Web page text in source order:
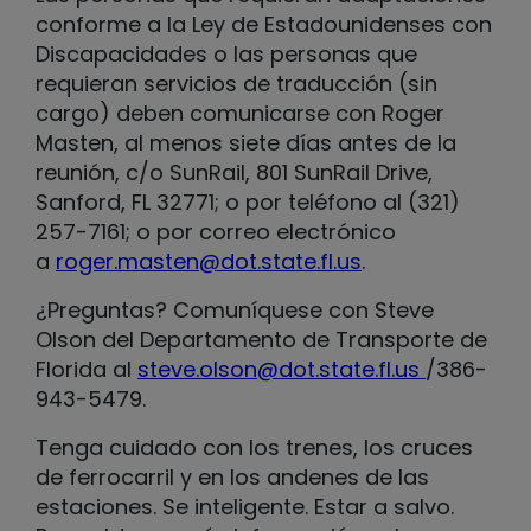
conforme a la Ley de Estadounidenses con
Discapacidades o las personas que
requieran servicios de traducción (sin
cargo) deben comunicarse con Roger
Masten, al menos siete días antes de la
reunión, c/o SunRail, 801 SunRail Drive,
Sanford, FL 32771; o por teléfono al (321)
257-7161; o por correo electrónico
a roger.masten@dot.state.fl.us.
¿Preguntas? Comuníquese con Steve
Olson del Departamento de Transporte de
Florida al steve.olson@dot.state.fl.us /386-
943-5479.
Tenga cuidado con los trenes, los cruces
de ferrocarril y en los andenes de las
estaciones. Se inteligente. Estar a salvo.